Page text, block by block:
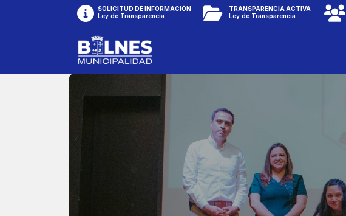
SOLICITUD DE INFORMACIÓN
Ley de Transparencia
TRANSPARENCIA ACTIVA
Ley de Transparencia